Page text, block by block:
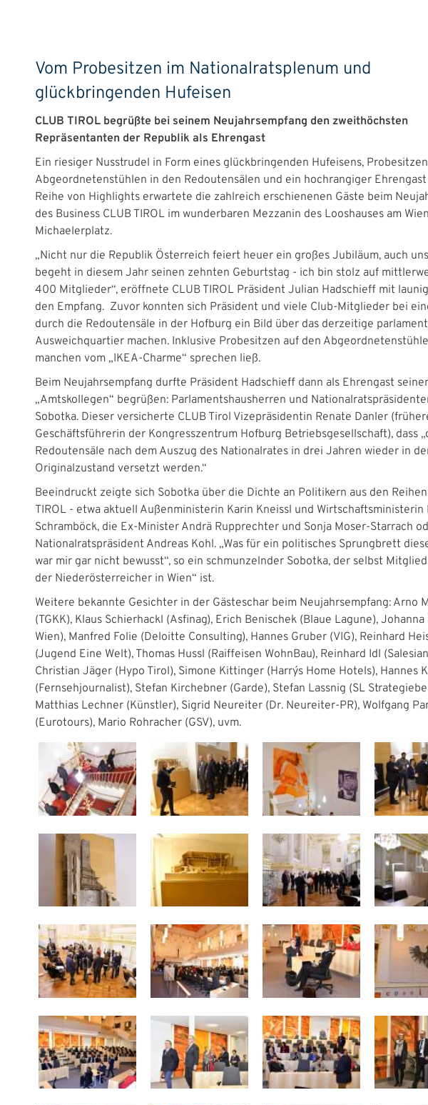
Vom Probesitzen im Nationalratsplenum und
glückbringenden Hufeisen
CLUB TIROL begrüßte bei seinem Neujahrsempfang den zweithöchsten
Repräsentanten der Republik als Ehrengast
Ein riesiger Nusstrudel in Form eines glückbringenden Hufeisens,
Abgeordnetenstühlen in den Redoutensälen und ein hochrangiger
Reihe von Highlights erwartete die zahlreich erschienenen Gäste beim
des Business CLUB TIROL im wunderbaren Mezzanin des Looshauses am
Michaelerplatz.
„Nicht nur die Republik Österreich feiert heuer ein großes Jubiläum, auch
begeht in diesem Jahr seinen zehnten Geburtstag - ich bin stolz auf
400 Mitglieder“, eröffnete CLUB TIROL Präsident Julian Hadschieff mit
den Empfang. Zuvor konnten sich Präsident und viele Club-Mitglieder bei
durch die Redoutensäle in der Hofburg ein Bild über das derzeitige
Ausweichquartier machen. Inklusive Probesitzen auf den
manchen vom „IKEA-Charme“ sprechen ließ.
Beim Neujahrsempfang durfte Präsident Hadschieff dann als Ehrengast
„Amtskollegen“ begrüßen: Parlamentshausherren und
Sobotka. Dieser versicherte CLUB Tirol Vizepräsidentin Renate Danler
Geschäftsführerin der Kongresszentrum Hofburg Betriebsgesellschaft), dass
Redoutensäle nach dem Auszug des Nationalrates in drei Jahren wieder in
Originalzustand versetzt werden.“
Beeindruckt zeigte sich Sobotka über die Dichte an Politikern aus den
TIROL - etwa aktuell Außenministerin Karin Kneissl und Wirtschaftsministerin
Schramböck, die Ex-Minister Andrä Rupprechter und Sonja Moser-Starrach
Nationalratspräsident Andreas Kohl. „Was für ein politisches Sprungbrett
war mir gar nicht bewusst“, so ein schmunzelnder Sobotka, der selbst Mitglied
der Niederösterreicher in Wien“ ist.
Weitere bekannte Gesichter in der Gästeschar beim Neujahrsempfang: Arno
(TGKK), Klaus Schierhackl (Asfinag), Erich Benischek (Blaue Lagune), Johanna
Wien), Manfred Folie (Deloitte Consulting), Hannes Gruber (VIG), Reinhard
(Jugend Eine Welt), Thomas Hussl (Raiffeisen WohnBau), Reinhard Idl
Christian Jäger (Hypo Tirol), Simone Kittinger (Harry´s Home Hotels), Hannes
(Fernsehjournalist), Stefan Kirchebner (Garde), Stefan Lassnig (SL
Matthias Lechner (Künstler), Sigrid Neureiter (Dr. Neureiter-PR), Wolfgang
(Eurotours), Mario Rohracher (GSV), uvm.